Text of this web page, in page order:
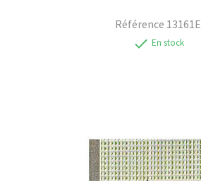
Référence 13161E
check En stock